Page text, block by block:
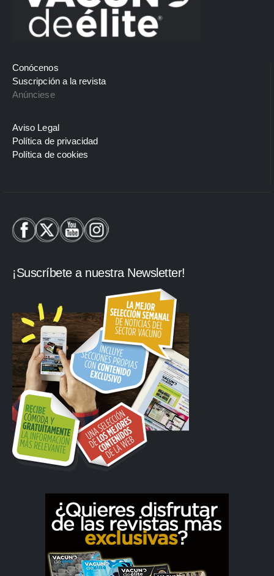
Conócenos
Suscripción a la revista
Anúnciese
Aviso Legal
Política de privacidad
Política de cookies
¡Suscríbete a nuestra Newsletter!